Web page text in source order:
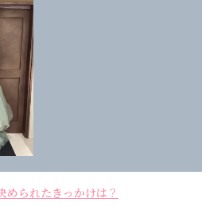
られたきっかけは ？